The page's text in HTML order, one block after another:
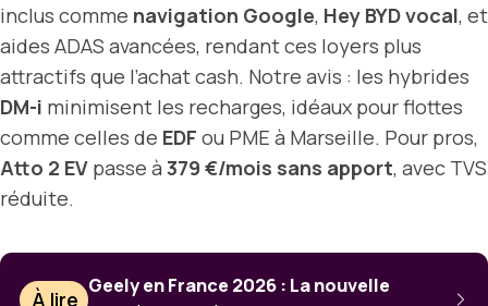
inclus comme navigation Google, Hey BYD vocal, et
aides ADAS avancées, rendant ces loyers plus
attractifs que l’achat cash. Notre avis : les hybrides
DM-i minimisent les recharges, idéaux pour flottes
comme celles de EDF ou PME à Marseille. Pour pros,
Atto 2 EV passe à 379 €/mois sans apport, avec TVS
réduite.
À lire
Geely en France 2026 : La nouvelle